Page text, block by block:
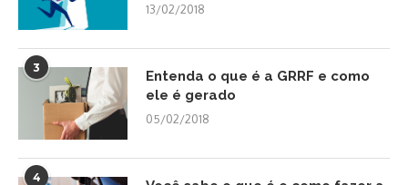
13/02/2018
3
Entenda o que é a GRRF e como
ele é gerado
05/02/2018
4